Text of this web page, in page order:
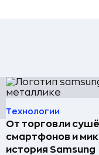
Технологии
От торговли
смартфонов и
история Samsung